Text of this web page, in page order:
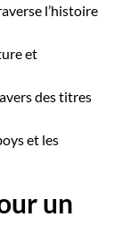
l’histoire
et
des titres
et les
un